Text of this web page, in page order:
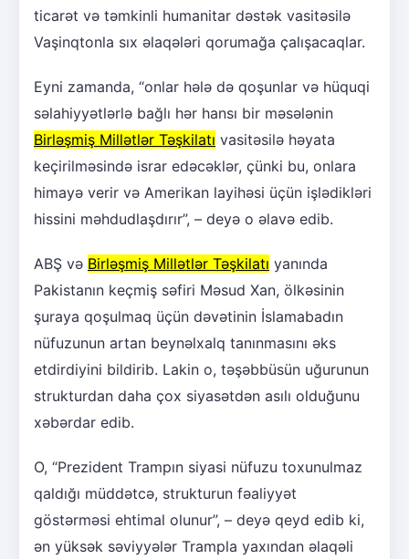
ticarət və təmkinli humanitar dəstək vasitəsilə
Vaşinqtonla sıx əlaqələri qorumağa çalışacaqlar.
Eyni zamanda, “onlar hələ də qoşunlar və hüquqi
səlahiyyətlərlə bağlı hər hansı bir məsələnin
Birləşmiş Millətlər Təşkilatı vasitəsilə həyata
keçirilməsində israr edəcəklər, çünki bu, onlara
himayə verir və Amerikan layihəsi üçün işlədikləri
hissini məhdudlaşdırır”, – deyə o əlavə edib.
ABŞ və Birləşmiş Millətlər Təşkilatı yanında
Pakistanın keçmiş səfiri Məsud Xan, ölkəsinin
şuraya qoşulmaq üçün dəvətinin İslamabadın
nüfuzunun artan beynəlxalq tanınmasını əks
etdirdiyini bildirib. Lakin o, təşəbbüsün uğurunun
strukturdan daha çox siyasətdən asılı olduğunu
xəbərdar edib.
O, “Prezident Trampın siyasi nüfuzu toxunulmaz
qaldığı müddətcə, strukturun fəaliyyət
göstərməsi ehtimal olunur”, – deyə qeyd edib ki,
ən yüksək səviyyələr Trampla yaxından əlaqəli